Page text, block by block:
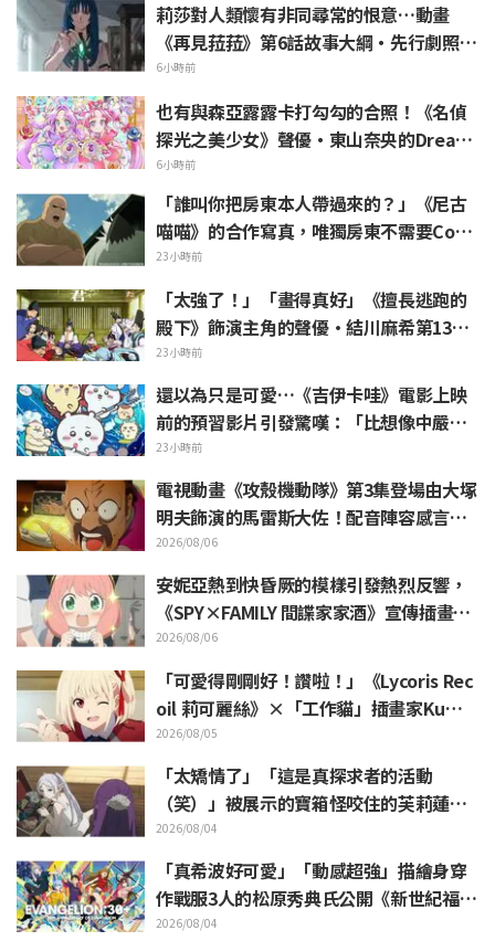
莉莎對人類懷有非同尋常的恨意…動畫
《再見菈菈》第6話故事大綱・先行劇照公
開
6小時前
也有與森亞露露卡打勾勾的合照！《名偵
探光之美少女》聲優・東山奈央的Dream
Stage觀覧報告引發「是奥祕·暗影天使
啊」的反響
6小時前
「誰叫你把房東本人帶過來的？」《尼古
喵喵》的合作寫真，唯獨房東不需要Cosp
lay引發熱議
23小時前
「太強了！」「畫得真好」《擅長逃跑的
殿下》飾演主角的聲優·結川麻希第13集
ED插畫獲高度讚賞
23小時前
還以為只是可愛…《吉伊卡哇》電影上映
前的預習影片引發驚嘆：「比想像中嚴
苛」「講的簡直全都是勞動的事」反差感
驚呆網友
23小時前
電視動畫《攻殼機動隊》第3集登場由大塚
明夫飾演的馬雷斯大佐！配音陣容感言＆
結尾插畫公開
2026/08/06
安妮亞熱到快昏厥的模樣引發熱烈反響，
《SPY×FAMILY 間諜家家酒》宣傳插畫
「安妮亞、融化掉了」
2026/08/06
「可愛得剛剛好！讚啦！」《Lycoris Rec
oil 莉可麗絲》×「工作貓」插畫家Kuma
mine合作消息公開 引發「讚啦！」熱烈
迴響
2026/08/05
「太矯情了」「這是真探求者的活動
（笑）」被展示的寶箱怪咬住的芙莉蓮玩
偶引來大量吐槽《葬送的芙莉蓮》
2026/08/04
「真希波好可愛」「動感超強」描繪身穿
作戰服3人的松原秀典氏公開《新世紀福音
戰士》美麗手繪插圖引發反響
2026/08/04